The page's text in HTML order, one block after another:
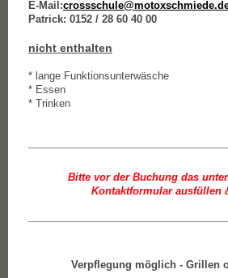
E-Mail:
Patrick: 0152 / 28 60 40 00
nicht enthalten
* lange Funktionsunterwäsche
* Essen
* Trinken
Bitte vor der Buchung das
Kontaktformular ausfüllen
Verpflegung möglich - Grillen